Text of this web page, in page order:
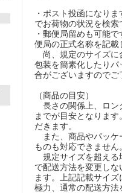
・ポスト投函になり
でお荷物の状況を検索
・郵便局留めも可能
便局の正式名称を記載
尚、規定のサイズに
包装を簡素化したり
合がございますのでご
（商品の目安）
長さの関係上、ロン
までが目安となります
だきます。
また、商品やパッケ
ものも対応できません
規定サイズを超える
で配送方法を変更し
ます。上記記載サイ
極力、通常の配送方法